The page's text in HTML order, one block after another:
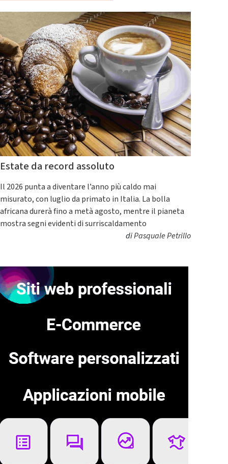
Estate da record assoluto
Il 2026 punta a diventare l’anno più caldo mai
misurato, con luglio da primato in Italia. La bolla
africana durerà fino a metà agosto, mentre il pianeta
mostra segni evidenti di surriscaldamento
diPasquale Petrillo